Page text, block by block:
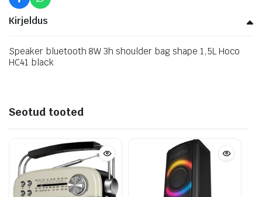
Kirjeldus
Speaker bluetooth 8W 3h shoulder bag shape 1,5L Hoco
HC41 black
Seotud tooted